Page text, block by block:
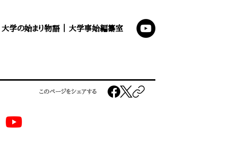
大学の始まり物語 大学事始編纂室
このページをシェアする